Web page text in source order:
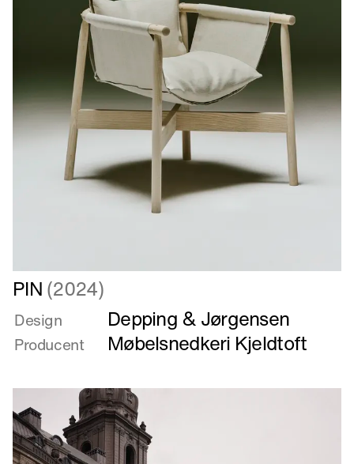
Læs
mere
om
PIN
PIN(2024)
Design Depping & Jørgensen
Producent Møbelsnedkeri Kjeldtoft